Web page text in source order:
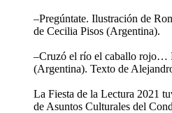
–Pregúntate. Ilustración de
de Cecilia Pisos (Argentina).
–Cruzó el río el caballo rojo…
(Argentina). Texto de
La Fiesta de la Lectura 2021
de Asuntos Culturales del